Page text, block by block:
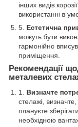
інших видів
використанні в
Естетична
можуть бути
гармонійно
приміщення.
Рекомендації
металевих
Визначте
стелажі,
плануєте
необхідною